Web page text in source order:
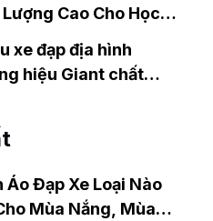
Cao Cho Học
Bán Chạy Nhất Hiện
xe đạp địa hình
hiệu Giant chất
Áo Đạp Xe Loại Nào
Mùa Nắng, Mùa